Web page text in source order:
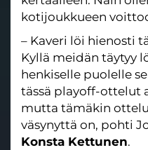
kotijoukkueen
– Kaveri löi hienosti
Kyllä meidän täytyy
henkiselle puolelle
tässä playoff-ottelut
mutta tämäkin
väsynyttä on, pohti
Konsta Kettunen.